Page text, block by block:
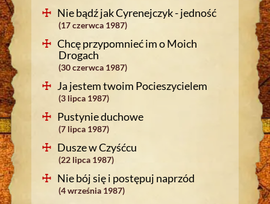
Nie bądź jak Cyrenejczyk - jedność
(17 czerwca 1987)
Chcę przypomnieć im o Moich
Drogach
(30 czerwca 1987)
Ja jestem twoim Pocieszycielem
(3 lipca 1987)
Pustynie duchowe
(7 lipca 1987)
Dusze w Czyśćcu
(22 lipca 1987)
Nie bój się i postępuj naprzód
(4 września 1987)